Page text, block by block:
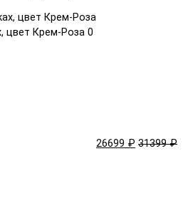
цвет Крем-Роза 0
26699 ₽ 31399 ₽